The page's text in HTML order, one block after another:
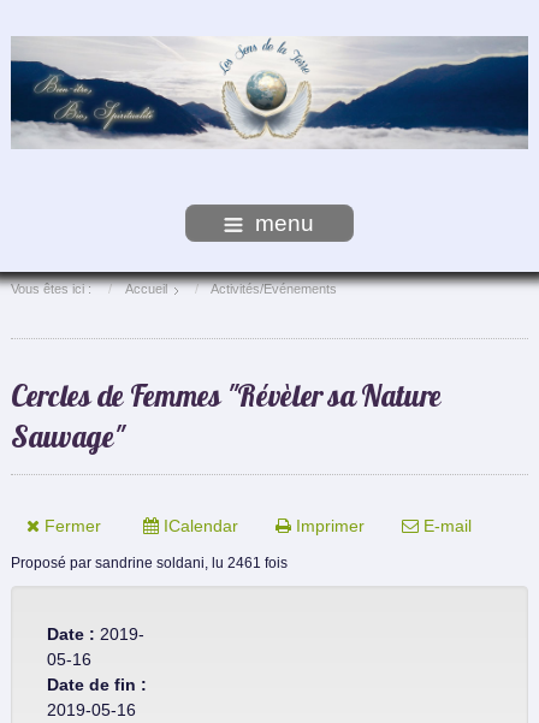
menu
Vous êtes ici : Accueil Activités/Evénements
Cercles de Femmes "Révèler sa Nature
Sauvage"
Fermer ICalendar Imprimer E-mail
Proposé par sandrine soldani, lu 2461 fois
Date : 2019-
05-16
Date de fin :
2019-05-16